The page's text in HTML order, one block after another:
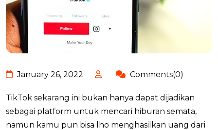
January 26, 2022 Comments(0)
TikTok sekarang ini bukan hanya dapat dijadikan
sebagai platform untuk mencari hiburan semata,
namun kamu pun bisa lho menghasilkan uang dari